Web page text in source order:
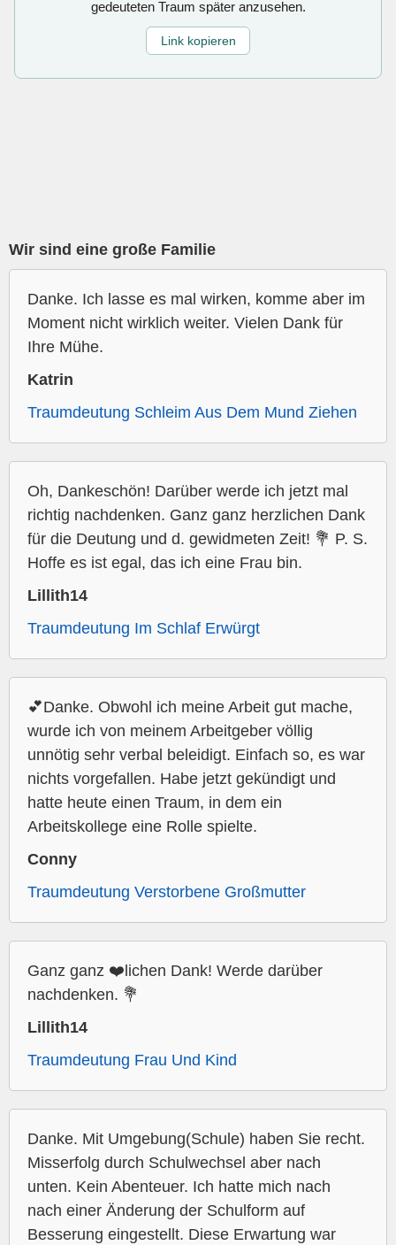
gedeuteten Traum später anzusehen.
Link kopieren
Wir sind eine große Familie
Danke. Ich lasse es mal wirken, komme aber im
Moment nicht wirklich weiter. Vielen Dank für
Ihre Mühe.
Katrin
Traumdeutung Schleim Aus Dem Mund Ziehen
Oh, Dankeschön! Darüber werde ich jetzt mal
richtig nachdenken. Ganz ganz herzlichen Dank
für die Deutung und d. gewidmeten Zeit! 💐 P. S.
Hoffe es ist egal, das ich eine Frau bin.
Lillith14
Traumdeutung Im Schlaf Erwürgt
💕Danke. Obwohl ich meine Arbeit gut mache,
wurde ich von meinem Arbeitgeber völlig
unnötig sehr verbal beleidigt. Einfach so, es war
nichts vorgefallen. Habe jetzt gekündigt und
hatte heute einen Traum, in dem ein
Arbeitskollege eine Rolle spielte.
Conny
Traumdeutung Verstorbene Großmutter
Ganz ganz ❤️lichen Dank! Werde darüber
nachdenken. 💐
Lillith14
Traumdeutung Frau Und Kind
Danke. Mit Umgebung(Schule) haben Sie recht.
Misserfolg durch Schulwechsel aber nach
unten. Kein Abenteuer. Ich hatte mich nach
nach einer Änderung der Schulform auf
Besserung eingestellt. Diese Erwartung war